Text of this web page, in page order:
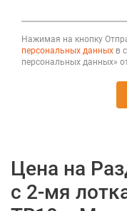
Нажимая на кнопку
персональных данных в
персональных данных»
Цена на
c 2-мя